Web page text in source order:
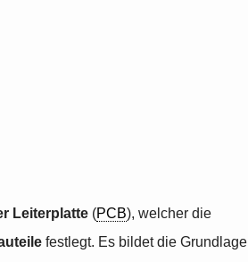
Leiterplatte (PCB), welcher die
festlegt. Es bildet die Grundlage